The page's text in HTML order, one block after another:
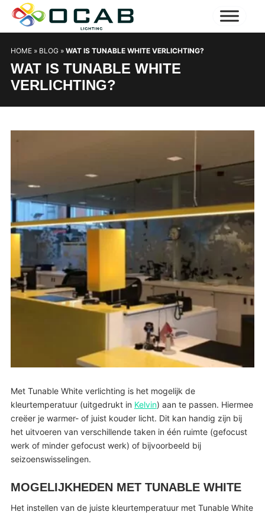
HOME» BLOG» WAT IS TUNABLE WHITE VERLICHTING?
WAT IS TUNABLE WHITE
VERLICHTING?
Met Tunable White verlichting is het mogelijk de
kleurtemperatuur (uitgedrukt in Kelvin) aan te passen. Hiermee
creëer je warmer- of juist kouder licht. Dit kan handig zijn bij
het uitvoeren van verschillende taken in één ruimte (gefocust
werk of minder gefocust werk) of bijvoorbeeld bij
seizoenswisselingen.
MOGELIJKHEDEN MET TUNABLE WHITE
Het instellen van de juiste kleurtemperatuur met Tunable White